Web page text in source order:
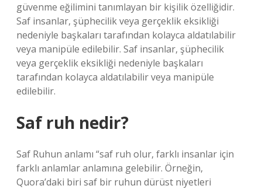
güvenme eğilimini tanımlayan bir kişilik özelliğidir.
Saf insanlar, şüphecilik veya gerçeklik eksikliği
nedeniyle başkaları tarafından kolayca aldatılabilir
veya manipüle edilebilir. Saf insanlar, şüphecilik
veya gerçeklik eksikliği nedeniyle başkaları
tarafından kolayca aldatılabilir veya manipüle
edilebilir.
Saf ruh nedir?
Saf Ruhun anlamı “saf ruh olur, farklı insanlar için
farklı anlamlar anlamına gelebilir. Örneğin,
Quora’daki biri saf bir ruhun dürüst niyetleri